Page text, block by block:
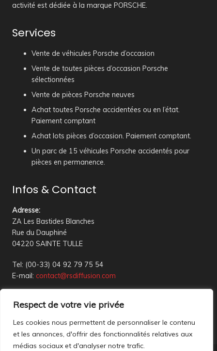
Respect de votre vie privée
Les cookies nous permettent de personnaliser le contenu
et les annonces, d'offrir des fonctionnalités relatives aux
médias sociaux et d'analyser notre trafic.
activité est dédiée à la marque PORSCHE.
Services
Vente de véhicules Porsche d’occasion
Vente de toutes pièces d’occasion Porsche
sélectionnées
Vente de pièces Porsche neuves
Achat toutes Porsche accidentées ou en l’état.
Paiement comptant
Achat lots pièces d’occasion. Paiement comptant.
Un parc de 15 véhicules Porsche accidentés pour
pièces en permanence.
Infos & Contact
Adresse:
ZA Les Bastides Blanches
Rue du Dauphiné
04220 SAINTE TULLE
Tel: (00-33) 04 92 79 75 54
E-mail: contact@rsdiffusion.com
18h00
Réception en magasin sur rendez-vous uniquement